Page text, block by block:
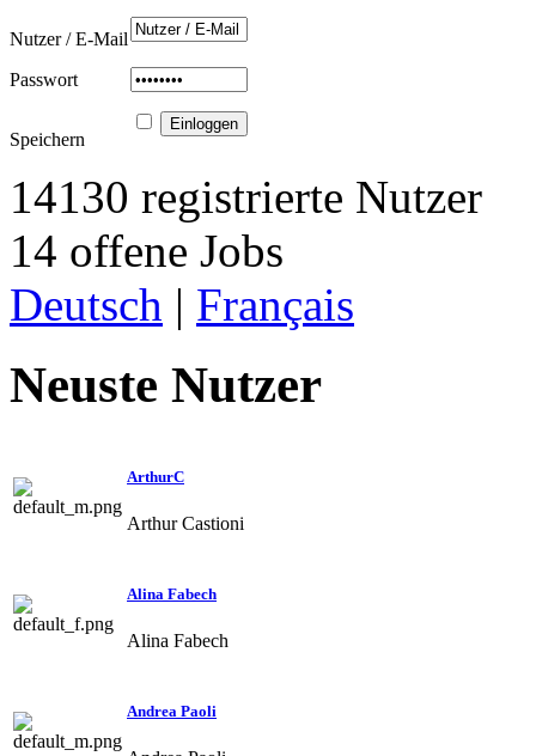
Nutzer / E-Mail
Passwort
Speichern
14130 registrierte Nutzer
14 offene Jobs
Deutsch | Français
Neuste Nutzer
ArthurC
Arthur Castioni
Alina Fabech
Alina Fabech
Andrea Paoli